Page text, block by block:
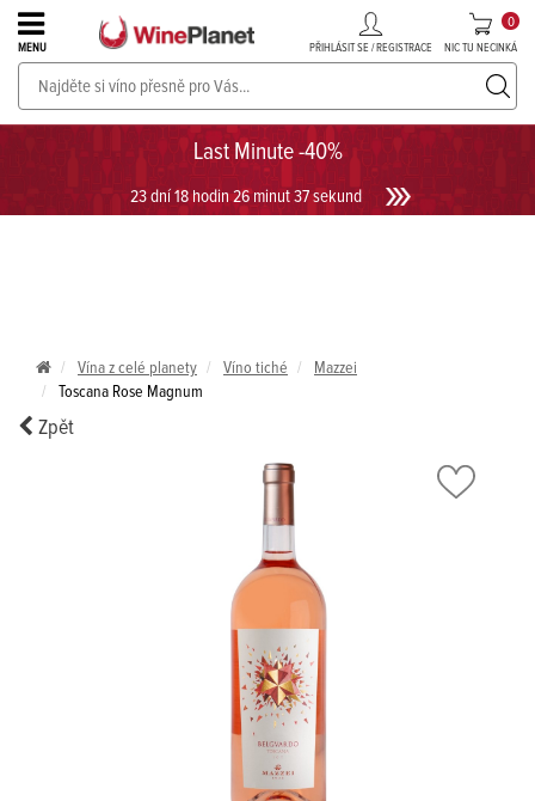
Last Minute -40%
23 dní 18 hodin 26 minut 37 sekund
MENU PŘIHLÁSIT SE / REGISTRACE NIC TU NECINKÁ
0
PROSECCO v akci až do -30%!UKÁZAT PROSECCO
Vína z celé planety Víno tiché
Mazzei
Toscana Rose Magnum
Zpět